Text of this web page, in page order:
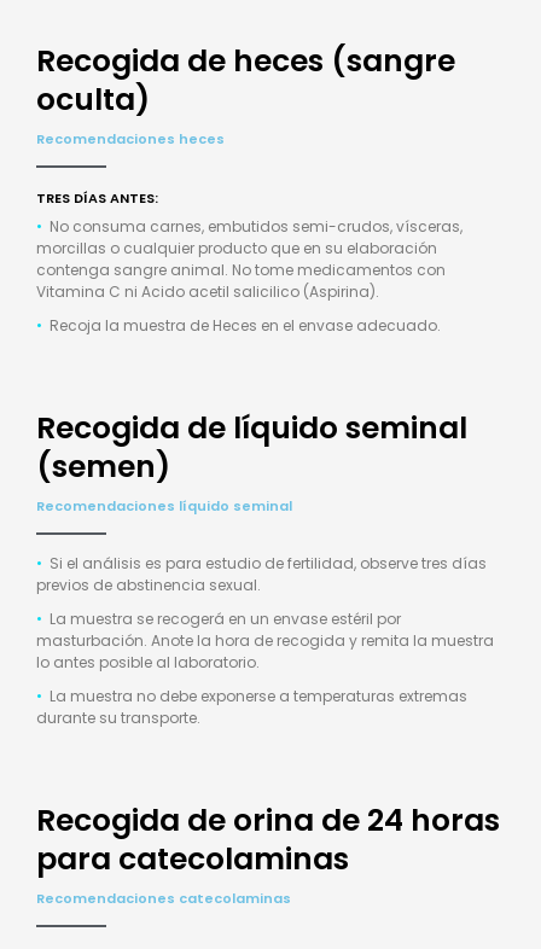
Recogida de heces (sangre
oculta)
Recomendaciones heces
TRES DÍAS ANTES:
• No consuma carnes, embutidos semi-crudos, vísceras,
morcillas o cualquier producto que en su elaboración
contenga sangre animal. No tome medicamentos con
Vitamina C ni Acido acetil salicilico (Aspirina).
• Recoja la muestra de Heces en el envase adecuado.
Recogida de líquido seminal
(semen)
Recomendaciones líquido seminal
• Si el análisis es para estudio de fertilidad, observe tres días
previos de abstinencia sexual.
• La muestra se recogerá en un envase estéril por
masturbación. Anote la hora de recogida y remita la muestra
lo antes posible al laboratorio.
• La muestra no debe exponerse a temperaturas extremas
durante su transporte.
Recogida de orina de 24 horas
para catecolaminas
Recomendaciones catecolaminas